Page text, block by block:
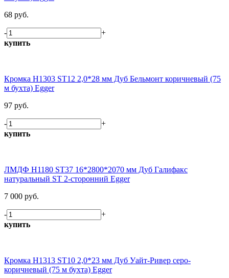
68 руб.
-
+
купить
Кромка H1303 ST12 2,0*28 мм Дуб Бельмонт коричневый (75
м бухта) Egger
97 руб.
-
+
купить
ЛМДФ H1180 ST37 16*2800*2070 мм Дуб Галифакс
натуральный ST 2-сторонний Egger
7 000 руб.
-
+
купить
Кромка H1313 ST10 2,0*23 мм Дуб Уайт-Ривер серо-
коричневый (75 м бухта) Egger